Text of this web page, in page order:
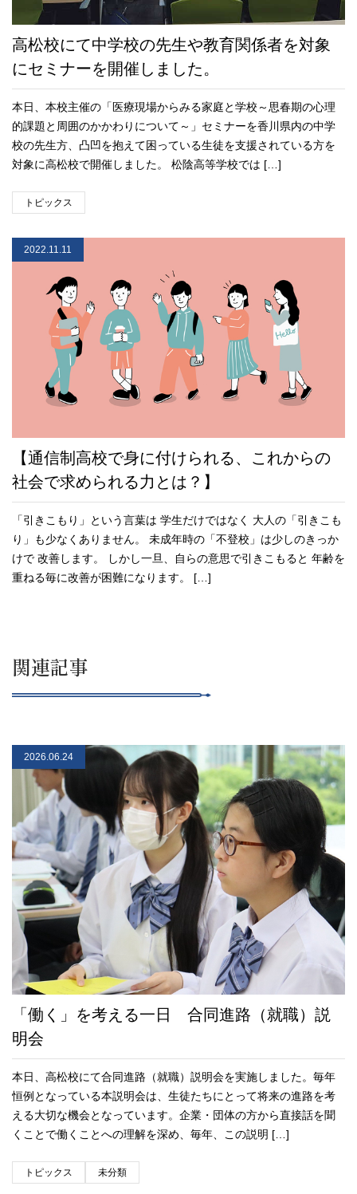
高松校にて中学校の先生や教育関係者を対象
にセミナーを開催しました。
本日、本校主催の「医療現場からみる家庭と学校～思春期の心理
的課題と周囲のかかわりについて～」セミナーを香川県内の中学
校の先生方、凸凹を抱えて困っている生徒を支援されている方を
対象に高松校で開催しました。 松陰高等学校では […]
トピックス
2022.11.11
【通信制高校で身に付けられる、これからの
社会で求められる力とは？】
「引きこもり」という言葉は 学生だけではなく 大人の「引きこも
り」も少なくありません。 未成年時の「不登校」は少しのきっか
けで 改善します。 しかし一旦、自らの意思で引きこもると 年齢を
重ねる毎に改善が困難になります。 […]
関連記事
2026.06.24
「働く」を考える一日 合同進路（就職）説
明会
本日、高松校にて合同進路（就職）説明会を実施しました。毎年
恒例となっている本説明会は、生徒たちにとって将来の進路を考
える大切な機会となっています。企業・団体の方から直接話を聞
くことで働くことへの理解を深め、毎年、この説明 […]
トピックス 未分類